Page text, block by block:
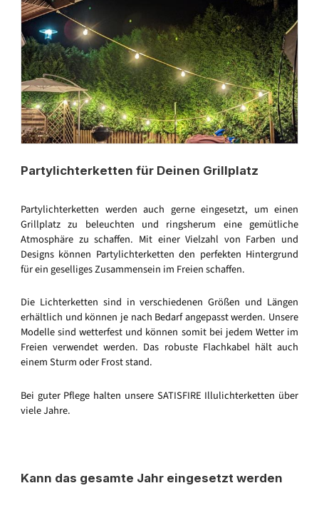
Partylichterketten für Deinen Grillplatz
Partylichterketten werden auch gerne eingesetzt, um einen
Grillplatz zu beleuchten und ringsherum eine gemütliche
Atmosphäre zu schaffen. Mit einer Vielzahl von Farben und
Designs können Partylichterketten den perfekten Hintergrund
für ein geselliges Zusammensein im Freien schaffen.
Die Lichterketten sind in verschiedenen Größen und Längen
erhältlich und können je nach Bedarf angepasst werden. Unsere
Modelle sind wetterfest und können somit bei jedem Wetter im
Freien verwendet werden. Das robuste Flachkabel hält auch
einem Sturm oder Frost stand.
Bei guter Pflege halten unsere SATISFIRE Illulichterketten über
viele Jahre.
Kann das gesamte Jahr eingesetzt werden